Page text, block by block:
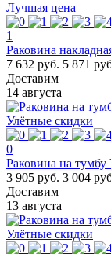
Лучшая цена
1
Раковина
7 632 руб. 5 871
Доставим
14 августа
Улётные скидки
0
Раковина на
3 905 руб. 3 004
Доставим
13 августа
Улётные скидки